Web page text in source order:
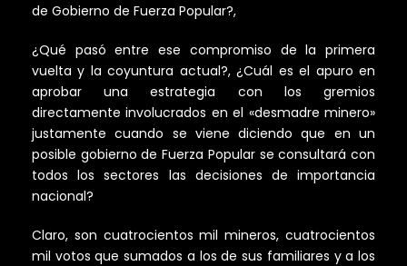
de Gobierno de Fuerza Popular?,
¿Qué pasó entre ese compromiso de la primera
vuelta y la coyuntura actual?, ¿Cuál es el apuro en
aprobar una estrategia con los gremios
directamente involucrados en el «desmadre minero»
justamente cuando se viene diciendo que en un
posible gobierno de Fuerza Popular se consultará con
todos los sectores las decisiones de importancia
nacional?
Claro, son cuatrocientos mil mineros, cuatrocientos
mil votos que sumados a los de sus familiares y a los